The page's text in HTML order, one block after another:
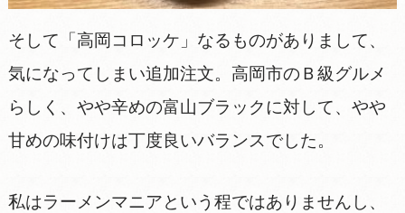
そして「高岡コロッケ」なるものがありまして、
気になってしまい追加注文。高岡市のＢ級グルメ
らしく、やや辛めの富山ブラックに対して、やや
甘めの味付けは丁度良いバランスでした。
私はラーメンマニアという程ではありませんし、